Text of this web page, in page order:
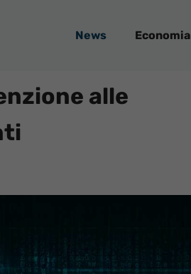
News Economia
alle